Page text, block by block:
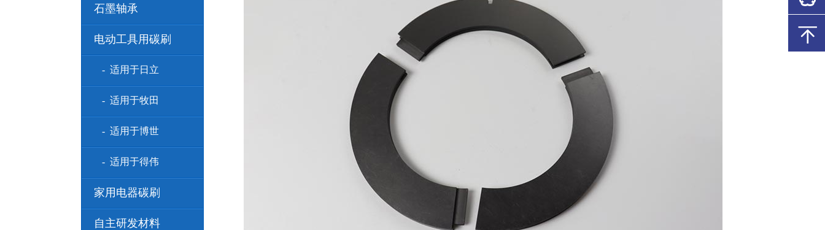
石墨轴承
电动工具用碳刷
- 适用于日立
- 适用于牧田
- 适用于博世
- 适用于得伟
家用电器碳刷
自主研发材料